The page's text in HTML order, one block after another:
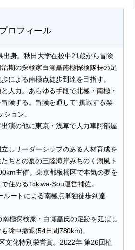
ロフィール
出身。秋田大学在校中21歳から冒険
期の探検家白瀬矗南極探検隊長の足
による南極点徒歩到達を目指す。
人力。あらゆる手段で北極・南極・
険する。冒険を通して“挑戦する楽
ション。
演の他に東京・浅草で人力車阿部屋
しリーダーシップのある人材育成を
ちとの夏の三陸海岸みちのく潮風ト
主催。東京都板橋区で本気の夢を
住めるTokiwa-Sou運営補佐。
ルートによる南極点単独徒歩到達
極探検家・白瀬矗氏の足跡を延ばし
途中撤退(54日間780km)。
文化特別栄誉賞。2022年 第26回植